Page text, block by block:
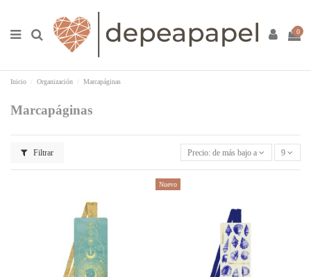
0
Inicio Organización Marcapáginas
Marcapáginas
Filtrar Precio: de más bajo a más alto9
Nuevo